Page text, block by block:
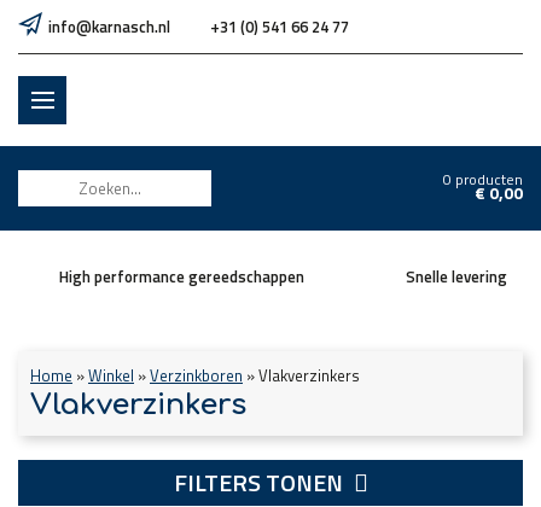
info@karnasch.nl +31 (0) 541 66 24 77
0 producten
€0,00
High performance gereedschappen Snelle levering
Home »Winkel »Verzinkboren »Vlakverzinkers
Vlakverzinkers
FILTERS TONEN